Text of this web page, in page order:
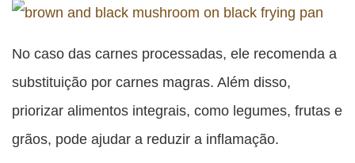
No caso das carnes processadas, ele recomenda a
substituição por carnes magras. Além disso,
priorizar alimentos integrais, como legumes, frutas e
grãos, pode ajudar a reduzir a inflamação.